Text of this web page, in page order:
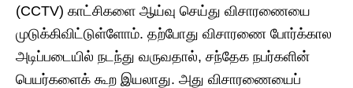
(CCTV) காட்சிகளை ஆய்வு செய்து விசாரணையை
முடுக்கிவிட்டுள்ளோம். தற்போது விசாரணை போர்க்கால
அடிப்படையில் நடந்து வருவதால், சந்தேக நபர்களின்
பெயர்களைக் கூற இயலாது. அது விசாரணையைப்